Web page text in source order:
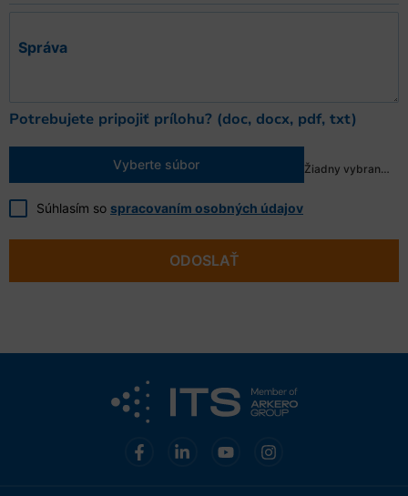
Správa
Potrebujete pripojiť prílohu? (doc, docx, pdf, txt)
Vyberte súbor Žiadny vybraný súbor
Súhlasím so spracovaním osobných údajov
ODOSLAŤ